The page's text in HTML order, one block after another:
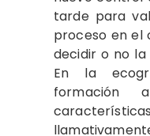
tarde para
proceso en el
decidir o no la
En la
formación